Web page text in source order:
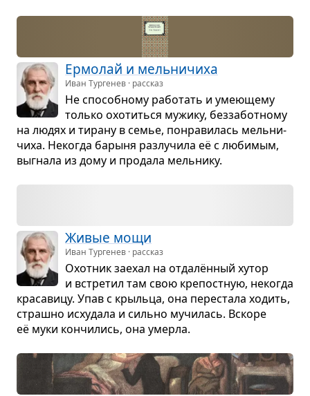
Ермо­лай и мель­ни­чиха
Иван Тургенев · рассказ
Не спо­соб­ному рабо­тать и уме­ю­щему
только охо­титься мужику, без­за­бот­ному
на людях и тирану в семье, понра­ви­лась мель­ни­
чиха. Неко­гда барыня раз­лу­чила её с люби­мым,
выгнала из дому и про­дала мель­нику.
Живые мощи
Иван Тургенев · рассказ
Охот­ник заехал на отдалён­ный хутор
и встре­тил там свою кре­пост­ную, неко­гда
кра­са­вицу. Упав с крыльца, она пере­стала ходить,
страшно исху­дала и сильно мучи­лась. Вскоре
её муки кон­чи­лись, она умерла.